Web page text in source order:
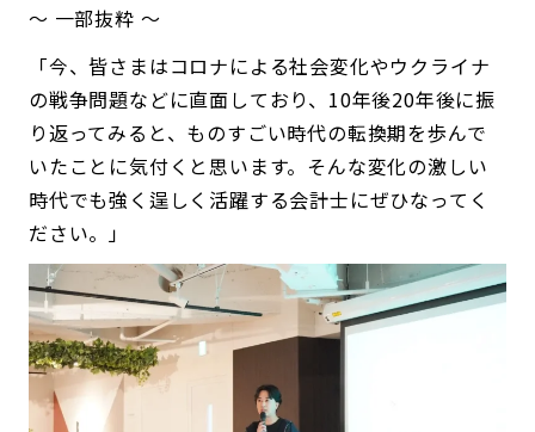
～ 一部抜粋 ～
「今、皆さまはコロナによる社会変化やウクライナ
の戦争問題などに直面しており、10年後20年後に振
り返ってみると、ものすごい時代の転換期を歩んで
いたことに気付くと思います。そんな変化の激しい
時代でも強く逞しく活躍する会計士にぜひなってく
ださい。」